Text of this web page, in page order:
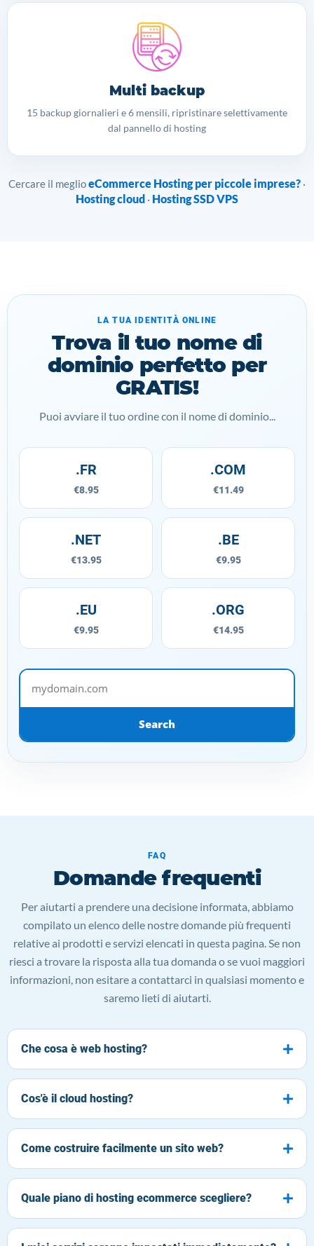
Multi backup
15 backup giornalieri e 6 mensili, ripristinare selettivamente
dal pannello di hosting
Cercare il meglioeCommerce Hosting per piccole imprese? ·
Hosting cloud · Hosting SSD VPS
LA TUA IDENTITÀ ONLINE
Trova il tuo nome di
dominio perfetto per
GRATIS!
Puoi avviare il tuo ordine con il nome di dominio...
.FR
€8.95
.COM
€11.49
.NET
€13.95
.BE
€9.95
.EU
€9.95
.ORG
€14.95
mydomain.com
Search
FAQ
Domande frequenti
Per aiutarti a prendere una decisione informata, abbiamo
compilato un elenco delle nostre domande più frequenti
relative ai prodotti e servizi elencati in questa pagina. Se non
riesci a trovare la risposta alla tua domanda o se vuoi maggiori
informazioni, non esitare a contattarci in qualsiasi momento e
saremo lieti di aiutarti.
Che cosa è web hosting?
Cos'è il cloud hosting?
Come costruire facilmente un sito web?
Quale piano di hosting ecommerce scegliere?